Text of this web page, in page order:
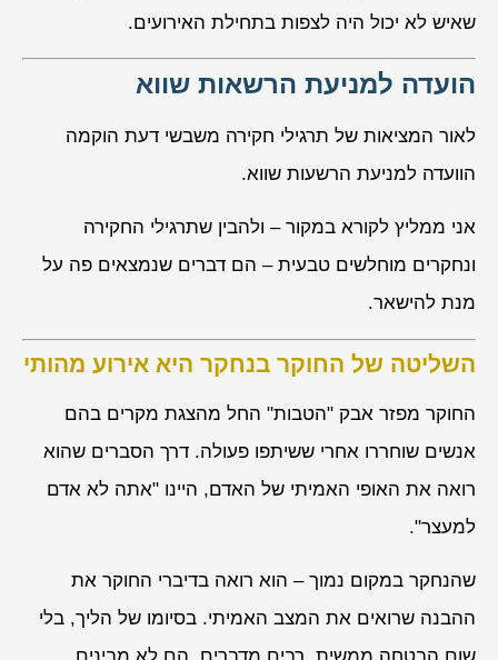
שאיש לא יכול היה לצפות בתחילת האירועים.
הועדה למניעת הרשאות שווא
לאור המציאות של תרגילי חקירה משבשי דעת הוקמה
הוועדה למניעת הרשעות שווא.
אני ממליץ לקורא במקור – ולהבין שתרגילי החקירה
ונחקרים מוחלשים טבעית – הם דברים שנמצאים פה על
מנת להישאר.
השליטה של החוקר בנחקר היא אירוע מהותי
החוקר מפזר אבק "הטבות" החל מהצגת מקרים בהם
אנשים שוחררו אחרי ששיתפו פעולה. דרך הסברים שהוא
רואה את האופי האמיתי של האדם, היינו "אתה לא אדם
למעצר".
שהנחקר במקום נמוך – הוא רואה בדיברי החוקר את
ההבנה שרואים את המצב האמיתי. בסיומו של הליך, בלי